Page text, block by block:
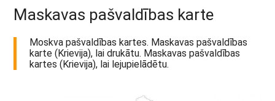
Maskavas pašvaldības karte
Moskva pašvaldības kartes. Maskavas pašvaldības
karte (Krievija), lai drukātu. Maskavas pašvaldības
kartes (Krievija), lai lejupielādētu.